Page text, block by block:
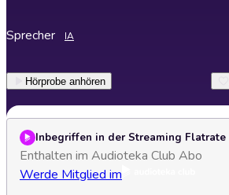
Sprecher IA
Hörprobe anhören
Inbegriffen in der Streaming Flatrate
Enthalten im Audioteka Club Abo
Werde Mitglied im